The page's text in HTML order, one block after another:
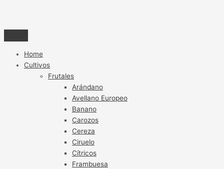
Home
Cultivos
Frutales
Arándano
Avellano Europeo
Banano
Carozos
Cereza
Ciruelo
Cítricos
Frambuesa